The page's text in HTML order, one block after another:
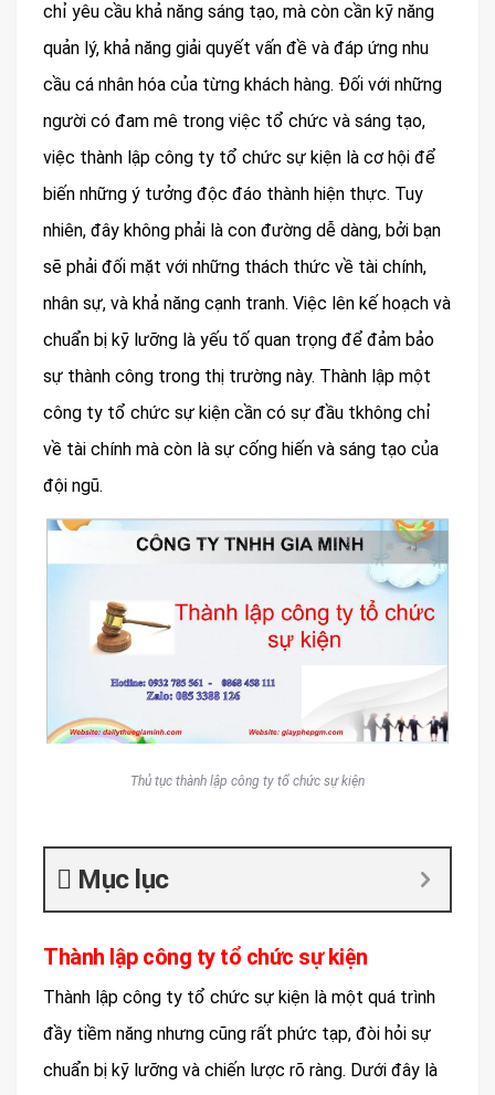
chỉ yêu cầu khả năng sáng tạo, mà còn cần kỹ năng
quản lý, khả năng giải quyết vấn đề và đáp ứng nhu
cầu cá nhân hóa của từng khách hàng. Đối với những
người có đam mê trong việc tổ chức và sáng tạo,
việc thành lập công ty tổ chức sự kiện là cơ hội để
biến những ý tưởng độc đáo thành hiện thực. Tuy
nhiên, đây không phải là con đường dễ dàng, bởi bạn
sẽ phải đối mặt với những thách thức về tài chính,
nhân sự, và khả năng cạnh tranh. Việc lên kế hoạch và
chuẩn bị kỹ lưỡng là yếu tố quan trọng để đảm bảo
sự thành công trong thị trường này. Thành lập một
công ty tổ chức sự kiện cần có sự đầu tkhông chỉ
về tài chính mà còn là sự cống hiến và sáng tạo của
đội ngũ.
Thủ tục thành lập công ty tổ chức sự kiện
Mục lục
Thành lập công ty tổ chức sự kiện
Thành lập công ty tổ chức sự kiện là một quá trình
đầy tiềm năng nhưng cũng rất phức tạp, đòi hỏi sự
chuẩn bị kỹ lưỡng và chiến lược rõ ràng. Dưới đây là